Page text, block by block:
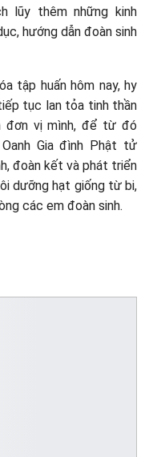
lũy thêm những kinh
hướng dẫn đoàn sinh
tập huấn hôm nay, hy
tục lan tỏa tinh thần
đơn vị mình, để từ đó
Gia đình Phật tử
đoàn kết và phát triển
dưỡng hạt giống từ bi,
các em đoàn sinh.